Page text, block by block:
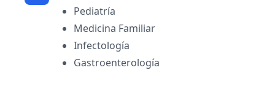
Pediatría
Medicina Familiar
Infectología
Gastroenterología